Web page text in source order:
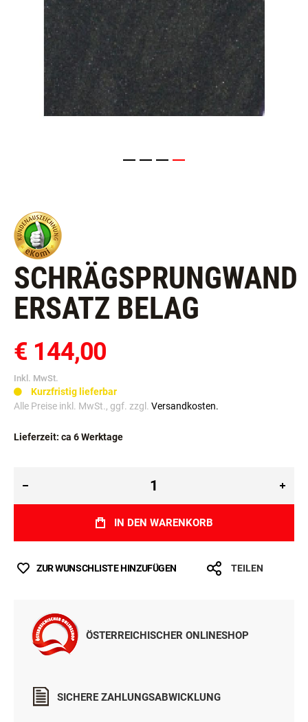
SCHRÄGSPRUNGWAND
ERSATZ BELAG
€ 144,00
Inkl. MwSt.
Kurzfristig lieferbar
Alle Preise inkl. MwSt., ggf. zzgl. Versandkosten.
Lieferzeit: ca 6 Werktage
IN DEN WARENKORB
ZUR WUNSCHLISTE HINZUFÜGEN TEILEN
ÖSTERREICHISCHER ONLINESHOP
SICHERE ZAHLUNGSABWICKLUNG